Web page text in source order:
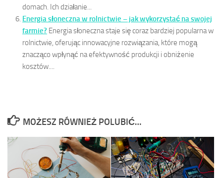
domach. Ich działanie...
Energia słoneczna w rolnictwie – jak wykorzystać na swojej
farmie? Energia słoneczna staje się coraz bardziej popularna w
rolnictwie, oferując innowacyjne rozwiązania, które mogą
znacząco wpłynąć na efektywność produkcji i obniżenie
kosztów....
MOŻESZ RÓWNIEŻ POLUBIĆ…